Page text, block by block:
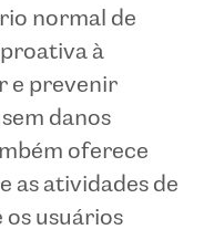
normal de
à
e prevenir
danos
oferece
as atividades de
usuários